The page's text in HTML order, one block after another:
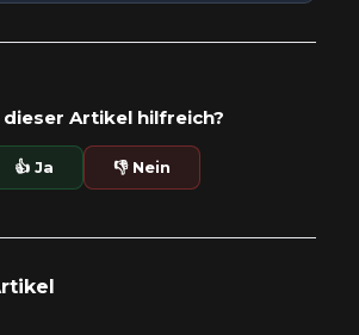
dieser Artikel hilfreich?
👍 Ja 👎 Nein